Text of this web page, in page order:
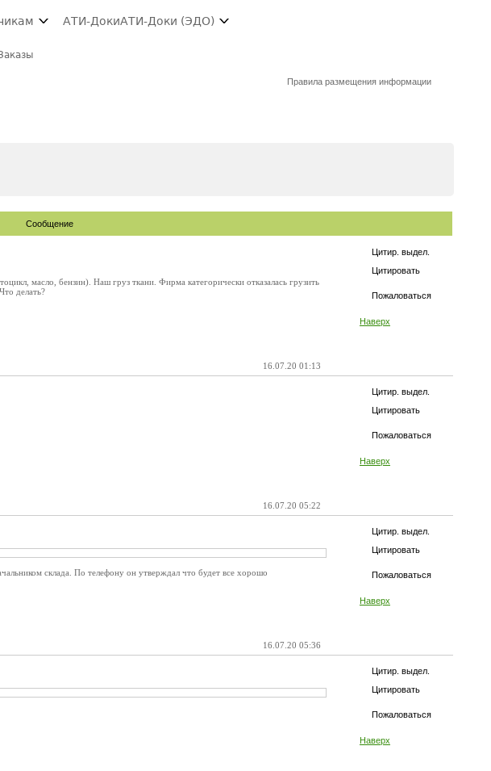
АТИ-ДокиАТИ-Доки (ЭДО)
Правила размещения информации
Сообщение
Цитир. выдел.
Цитировать
Пожаловаться
Наверх
масло, бензин). Наш груз ткани. Фирма категорически отказалась грузить
делать?
16.07.20 01:13
Цитир. выдел.
Цитировать
Пожаловаться
Наверх
16.07.20 05:22
Цитир. выдел.
Цитировать
Пожаловаться
Наверх
склада. По телефону он утверждал что будет все хорошо
16.07.20 05:36
Цитир. выдел.
Цитировать
Пожаловаться
Наверх